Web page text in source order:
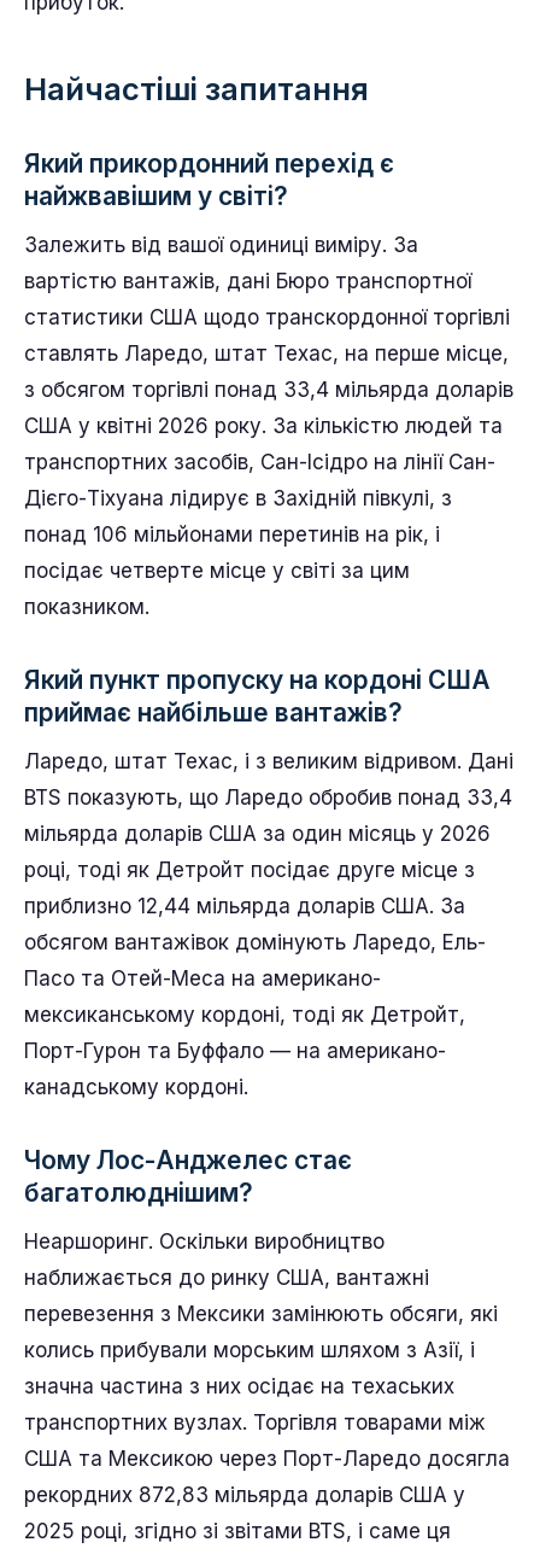
Найчастіші запитання
Який прикордонний перехід є
найжвавішим у світі?
Залежить від вашої одиниці виміру. За
вартістю вантажів, дані Бюро транспортної
статистики США щодо транскордонної торгівлі
ставлять Ларедо, штат Техас, на перше місце,
з обсягом торгівлі понад 33,4 мільярда доларів
США у квітні 2026 року. За кількістю людей та
транспортних засобів, Сан-Ісідро на лінії Сан-
Дієго-Тіхуана лідирує в Західній півкулі, з
понад 106 мільйонами перетинів на рік, і
посідає четверте місце у світі за цим
показником.
Який пункт пропуску на кордоні США
приймає найбільше вантажів?
Ларедо, штат Техас, і з великим відривом. Дані
BTS показують, що Ларедо обробив понад 33,4
мільярда доларів США за один місяць у 2026
році, тоді як Детройт посідає друге місце з
приблизно 12,44 мільярда доларів США. За
обсягом вантажівок домінують Ларедо, Ель-
Пасо та Отей-Меса на американо-
мексиканському кордоні, тоді як Детройт,
Порт-Гурон та Буффало — на американо-
канадському кордоні.
Чому Лос-Анджелес стає
багатолюднішим?
Неаршоринг. Оскільки виробництво
наближається до ринку США, вантажні
перевезення з Мексики замінюють обсяги, які
колись прибували морським шляхом з Азії, і
значна частина з них осідає на техаських
транспортних вузлах. Торгівля товарами між
США та Мексикою через Порт-Ларедо досягла
рекордних 872,83 мільярда доларів США у
2025 році, згідно зі звітами BTS, і саме ця